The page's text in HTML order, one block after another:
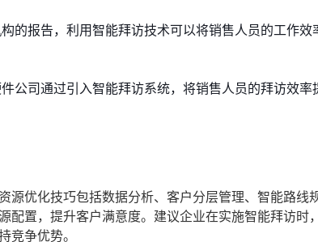
的报告，利用智能拜访技术可以将销售人员的工作
公司通过引入智能拜访系统，将销售人员的拜访效
源优化技巧包括数据分析、客户分层管理、智能路线
配置，提升客户满意度。建议企业在实施智能拜访时
竞争优势。